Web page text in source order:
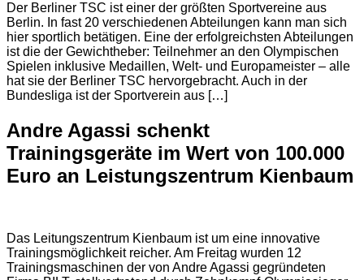
Der Berliner TSC ist einer der größten Sportvereine aus
Berlin. In fast 20 verschiedenen Abteilungen kann man sich
hier sportlich betätigen. Eine der erfolgreichsten Abteilungen
ist die der Gewichtheber: Teilnehmer an den Olympischen
Spielen inklusive Medaillen, Welt- und Europameister – alle
hat sie der Berliner TSC hervorgebracht. Auch in der
Bundesliga ist der Sportverein aus […]
Andre Agassi schenkt
Trainingsgeräte im Wert von 100.000
Euro an Leistungszentrum Kienbaum
Das Leitungszentrum Kienbaum ist um eine innovative
Trainingsmöglichkeit reicher. Am Freitag wurden 12
Trainingsmaschinen der von Andre Agassi gegründeten